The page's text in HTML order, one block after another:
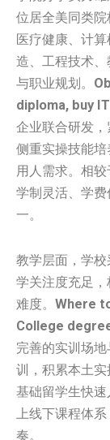
位居全美同类
医疗健康、计
造、工程技术
与职业规划。
diploma, buy
企业联合研发，
侧重实操技能
用人需求。相较
学制灵活、学
一。
教学层面，学
学关注度充足
难度。 Where
College
完善的实训场
训，积累本土
基础留学生快
上线下课程体
奏。